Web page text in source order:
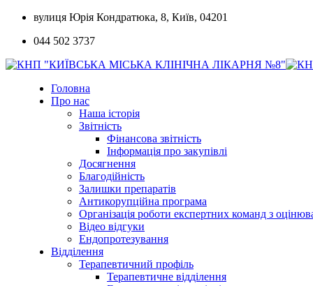
Skip
content
вулиця Юрія Кондратюка, 8, Київ, 04201
044 502 3737
Головна
Про нас
Наша історія
Звітність
Фінансова звітність
Інформація про закупівлі
Досягнення
Благодійність
Залишки препаратів
Антикорупційна програма
Організація роботи експертних команд з
Відео відгуки
Ендопротезування
Відділення
Терапевтичний профіль
Терапевтичне відділення